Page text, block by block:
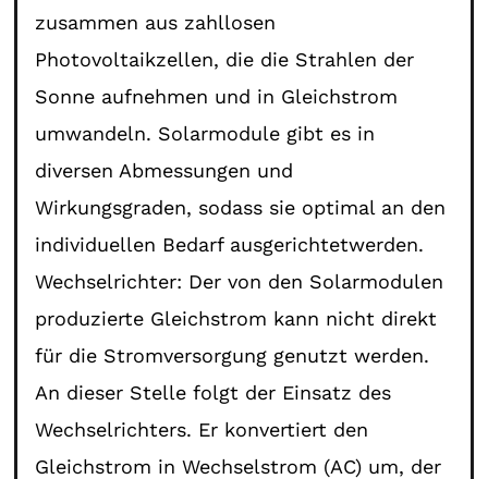
zusammen aus zahllosen
Photovoltaikzellen, die die Strahlen der
Sonne aufnehmen und in Gleichstrom
umwandeln. Solarmodule gibt es in
diversen Abmessungen und
Wirkungsgraden, sodass sie optimal an den
individuellen Bedarf ausgerichtetwerden.
Wechselrichter: Der von den Solarmodulen
produzierte Gleichstrom kann nicht direkt
für die Stromversorgung genutzt werden.
An dieser Stelle folgt der Einsatz des
Wechselrichters. Er konvertiert den
Gleichstrom in Wechselstrom (AC) um, der